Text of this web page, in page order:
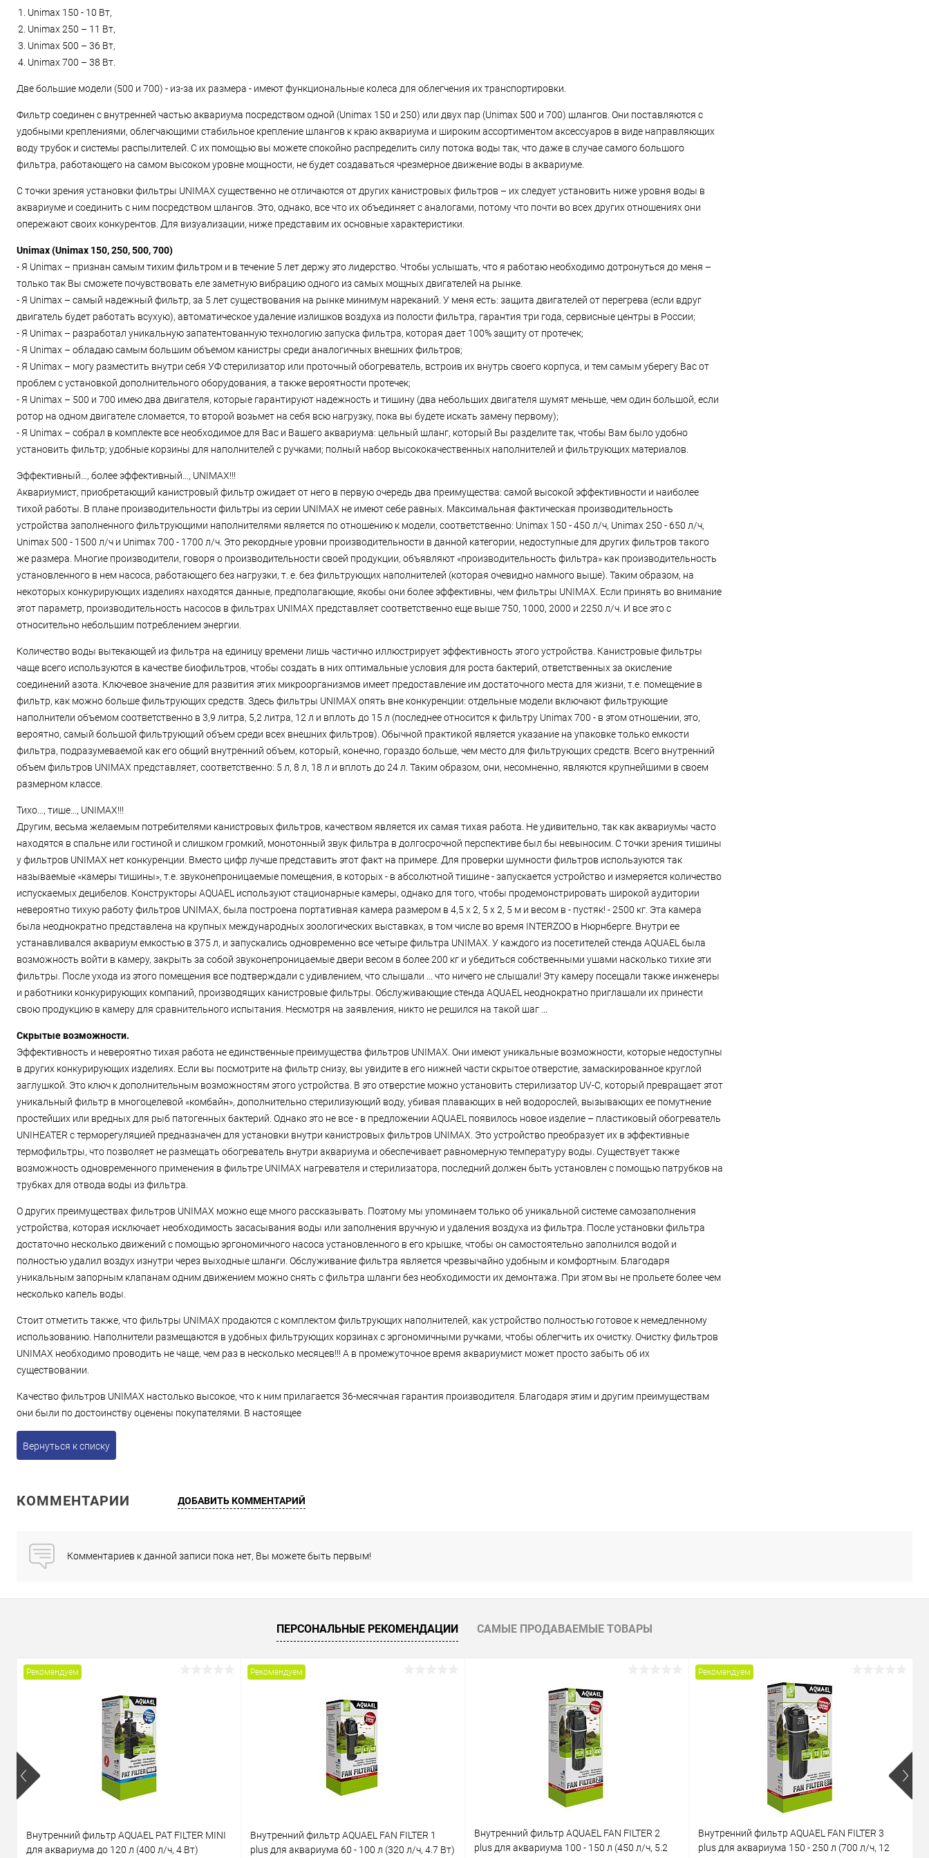
Unimax 150 - 10 Вт,
Unimax 250 – 11 Вт,
Unimax 500 – 36 Вт,
Unimax 700 – 38 Вт.
Две большие модели (500 и 700) - из-за их размера - имеют функциональные колеса для облегчения их транспортировки.
Фильтр соединен с внутренней частью аквариума посредством одной (Unimax 150 и 250) или двух пар (Unimax 500 и 700) шлангов. Они поставляются с
удобными креплениями, облегчающими стабильное крепление шлангов к краю аквариума и широким ассортиментом аксессуаров в виде направляющих
воду трубок и системы распылителей. С их помощью вы можете спокойно распределить силу потока воды так, что даже в случае самого большого
фильтра, работающего на самом высоком уровне мощности, не будет создаваться чрезмерное движение воды в аквариуме.
С точки зрения установки фильтры UNIMAX существенно не отличаются от других канистровых фильтров – их следует установить ниже уровня воды в
аквариуме и соединить с ним посредством шлангов. Это, однако, все что их объединяет с аналогами, потому что почти во всех других отношениях они
опережают своих конкурентов. Для визуализации, ниже представим их основные характеристики.
Unimax (Unimax 150, 250, 500, 700)
- Я Unimax – признан самым тихим фильтром и в течение 5 лет держу это лидерство. Чтобы услышать, что я работаю необходимо дотронуться до меня –
только так Вы сможете почувствовать еле заметную вибрацию одного из самых мощных двигателей на рынке.
- Я Unimax – самый надежный фильтр, за 5 лет существования на рынке минимум нареканий. У меня есть: защита двигателей от перегрева (если вдруг
двигатель будет работать всухую), автоматическое удаление излишков воздуха из полости фильтра, гарантия три года, сервисные центры в России;
- Я Unimax – разработал уникальную запатентованную технологию запуска фильтра, которая дает 100% защиту от протечек;
- Я Unimax – обладаю самым большим объемом канистры среди аналогичных внешних фильтров;
- Я Unimax – могу разместить внутри себя УФ стерилизатор или проточный обогреватель, встроив их внутрь своего корпуса, и тем самым уберегу Вас от
проблем с установкой дополнительного оборудования, а также вероятности протечек;
- Я Unimax – 500 и 700 имею два двигателя, которые гарантируют надежность и тишину (два небольших двигателя шумят меньше, чем один большой, если
ротор на одном двигателе сломается, то второй возьмет на себя всю нагрузку, пока вы будете искать замену первому);
- Я Unimax – собрал в комплекте все необходимое для Вас и Вашего аквариума: цельный шланг, который Вы разделите так, чтобы Вам было удобно
установить фильтр; удобные корзины для наполнителей с ручками; полный набор высококачественных наполнителей и фильтрующих материалов.
Эффективный…, более эффективный…, UNIMAX!!!
Аквариумист, приобретающий канистровый фильтр ожидает от него в первую очередь два преимущества: самой высокой эффективности и наиболее
тихой работы. В плане производительности фильтры из серии UNIMAX не имеют себе равных. Максимальная фактическая производительность
устройства заполненного фильтрующими наполнителями является по отношению к модели, соответственно: Unimax 150 - 450 л/ч, Unimax 250 - 650 л/ч,
Unimax 500 - 1500 л/ч и Unimax 700 - 1700 л/ч. Это рекордные уровни производительности в данной категории, недоступные для других фильтров такого
же размера. Многие производители, говоря о производительности своей продукции, объявляют «производительность фильтра» как производительность
установленного в нем насоса, работающего без нагрузки, т. е. без фильтрующих наполнителей (которая очевидно намного выше). Таким образом, на
некоторых конкурирующих изделиях находятся данные, предполагающие, якобы они более эффективны, чем фильтры UNIMAX. Если принять во внимание
этот параметр, производительность насосов в фильтрах UNIMAX представляет соответственно еще выше 750, 1000, 2000 и 2250 л/ч. И все это с
относительно небольшим потреблением энергии.
Количество воды вытекающей из фильтра на единицу времени лишь частично иллюстрирует эффективность этого устройства. Канистровые фильтры
чаще всего используются в качестве биофильтров, чтобы создать в них оптимальные условия для роста бактерий, ответственных за окисление
соединений азота. Ключевое значение для развития этих микроорганизмов имеет предоставление им достаточного места для жизни, т.е. помещение в
фильтр, как можно больше фильтрующих средств. Здесь фильтры UNIMAX опять вне конкуренции: отдельные модели включают фильтрующие
наполнители объемом соответственно в 3,9 литра, 5,2 литра, 12 л и вплоть до 15 л (последнее относится к фильтру Unimax 700 - в этом отношении, это,
вероятно, самый большой фильтрующий объем среди всех внешних фильтров). Обычной практикой является указание на упаковке только емкости
фильтра, подразумеваемой как его общий внутренний объем, который, конечно, гораздо больше, чем место для фильтрующих средств. Всего внутренний
объем фильтров UNIMAX представляет, соответственно: 5 л, 8 л, 18 л и вплоть до 24 л. Таким образом, они, несомненно, являются крупнейшими в своем
размерном классе.
Тихо…, тише…, UNIMAX!!!
Другим, весьма желаемым потребителями канистровых фильтров, качеством является их самая тихая работа. Не удивительно, так как аквариумы часто
находятся в спальне или гостиной и слишком громкий, монотонный звук фильтра в долгосрочной перспективе был бы невыносим. С точки зрения тишины
у фильтров UNIMAX нет конкуренции. Вместо цифр лучше представить этот факт на примере. Для проверки шумности фильтров используются так
называемые «камеры тишины», т.е. звуконепроницаемые помещения, в которых - в абсолютной тишине - запускается устройство и измеряется количество
испускаемых децибелов. Конструкторы AQUAEL используют стационарные камеры, однако для того, чтобы продемонстрировать широкой аудитории
невероятно тихую работу фильтров UNIMAX, была построена портативная камера размером в 4,5 х 2, 5 x 2, 5 м и весом в - пустяк! - 2500 кг. Эта камера
была неоднократно представлена на крупных международных зоологических выставках, в том числе во время INTERZOO в Нюрнберге. Внутри ее
устанавливался аквариум емкостью в 375 л, и запускались одновременно все четыре фильтра UNIMAX. У каждого из посетителей стенда AQUAEL была
возможность войти в камеру, закрыть за собой звуконепроницаемые двери весом в более 200 кг и убедиться собственными ушами насколько тихие эти
фильтры. После ухода из этого помещения все подтверждали с удивлением, что слышали ... что ничего не слышали! Эту камеру посещали также инженеры
и работники конкурирующих компаний, производящих канистровые фильтры. Обслуживающие стенда AQUAEL неоднократно приглашали их принести
свою продукцию в камеру для сравнительного испытания. Несмотря на заявления, никто не решился на такой шаг ...
Скрытые возможности.
Эффективность и невероятно тихая работа не единственные преимущества фильтров UNIMAX. Они имеют уникальные возможности, которые недоступны
в других конкурирующих изделиях. Если вы посмотрите на фильтр снизу, вы увидите в его нижней части скрытое отверстие, замаскированное круглой
заглушкой. Это ключ к дополнительным возможностям этого устройства. В это отверстие можно установить стерилизатор UV-C, который превращает этот
уникальный фильтр в многоцелевой «комбайн», дополнительно стерилизующий воду, убивая плавающих в ней водорослей, вызывающих ее помутнение
простейших или вредных для рыб патогенных бактерий. Однако это не все - в предложении AQUAEL появилось новое изделие – пластиковый обогреватель
UNIHEATER с терморегуляцией предназначен для установки внутри канистровых фильтров UNIMAX. Это устройство преобразует их в эффективные
термофильтры, что позволяет не размещать обогреватель внутри аквариума и обеспечивает равномерную температуру воды. Существует также
возможность одновременного применения в фильтре UNIMAX нагревателя и стерилизатора, последний должен быть установлен с помощью патрубков на
трубках для отвода воды из фильтра.
О других преимуществах фильтров UNIMAX можно еще много рассказывать. Поэтому мы упоминаем только об уникальной системе самозаполнения
устройства, которая исключает необходимость засасывания воды или заполнения вручную и удаления воздуха из фильтра. После установки фильтра
достаточно несколько движений с помощью эргономичного насоса установленного в его крышке, чтобы он самостоятельно заполнился водой и
полностью удалил воздух изнутри через выходные шланги. Обслуживание фильтра является чрезвычайно удобным и комфортным. Благодаря
уникальным запорным клапанам одним движением можно снять с фильтра шланги без необходимости их демонтажа. При этом вы не прольете более чем
несколько капель воды.
Стоит отметить также, что фильтры UNIMAX продаются с комплектом фильтрующих наполнителей, как устройство полностью готовое к немедленному
использованию. Наполнители размещаются в удобных фильтрующих корзинах с эргономичными ручками, чтобы облегчить их очистку. Очистку фильтров
UNIMAX необходимо проводить не чаще, чем раз в несколько месяцев!!! А в промежуточное время аквариумист может просто забыть об их
существовании.
Качество фильтров UNIMAX настолько высокое, что к ним прилагается 36-месячная гарантия производителя. Благодаря этим и другим преимуществам
они были по достоинству оценены покупателями. В настоящее
Вернуться к списку
КОММЕНТАРИИ ДОБАВИТЬ КОММЕНТАРИЙ
Комментариев к данной записи пока нет, Вы можете быть первым!
ПЕРСОНАЛЬНЫЕ РЕКОМЕНДАЦИИ САМЫЕ ПРОДАВАЕМЫЕ ТОВАРЫ
Рекомендуем
Внутренний фильтр AQUAEL PAT FILTER MINI
для аквариума до 120 л (400 л/ч, 4 Вт)
Рекомендуем
Внутренний фильтр AQUAEL FAN FILTER 1
plus для аквариума 60 - 100 л (320 л/ч, 4.7 Вт)
Внутренний фильтр AQUAEL FAN FILTER 2
plus для аквариума 100 - 150 л (450 л/ч, 5.2
Рекомендуем
Внутренний фильтр AQUAEL FAN FILTER 3
plus для аквариума 150 - 250 л (700 л/ч, 12